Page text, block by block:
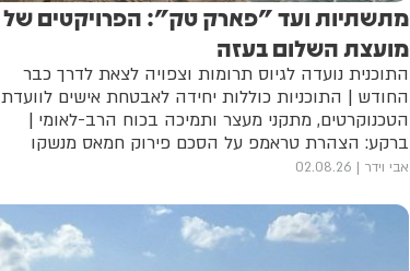
מתשתיות ועד "פארק טק": הפרויקטים של
מועצת השלום בעזה
התוכנית נועדה לגיוס תרומות וצפויה לצאת לדרך כבר
החודש | התוכניות כוללות יחידה לאבטחת אישים לוועדת
הטכנוקרטים, מתקני מעצר ותמיכה בכוח הרב-לאומי |
ברקע: הצהרת טראמפ על הסכם פירוק חמאס מנשקו
אבי וידר 02.08.26